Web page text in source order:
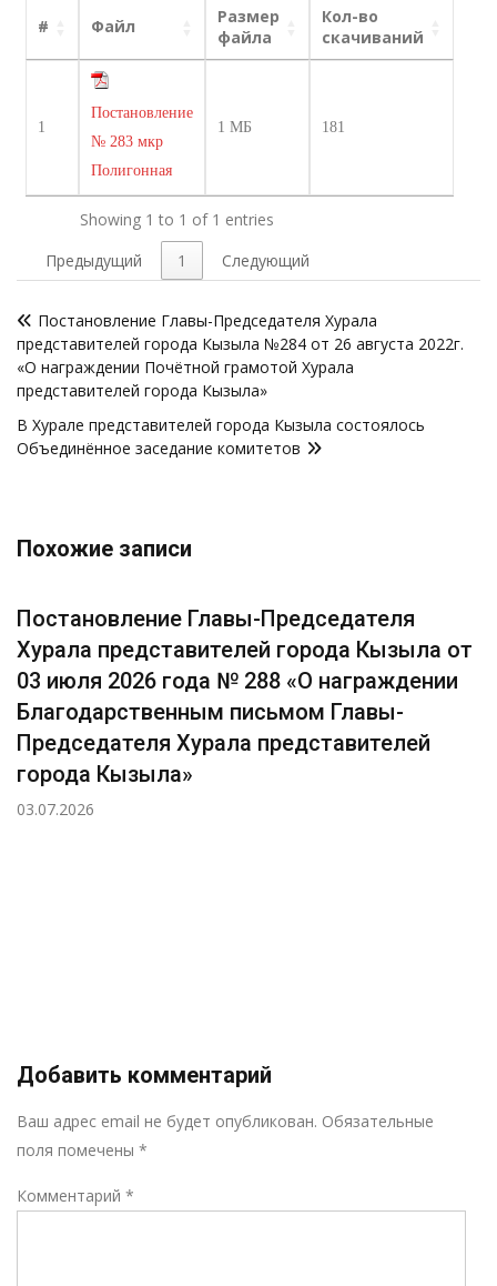
# Файл
Размер
файла
Кол-во
скачиваний
1
Постановление
№ 283 мкр
Полигонная
1 МБ 181
Showing 1 to 1 of 1 entries
Предыдущий
1 Следующий
по
записям
Постановление Главы-Председателя Хурала
представителей города Кызыла №284 от 26 августа 2022г.
«О награждении Почётной грамотой Хурала
представителей города Кызыла»
В Хурале представителей города Кызыла состоялось
Объединённое заседание комитетов
Похожие записи
Постановление Главы-Председателя
Хурала представителей города Кызыла от
03 июля 2026 года № 288 «О награждении
Благодарственным письмом Главы-
Председателя Хурала представителей
города Кызыла»
03.07.2026
Добавить комментарий
Ваш адрес email не будет опубликован. Обязательные
поля помечены *
Комментарий *